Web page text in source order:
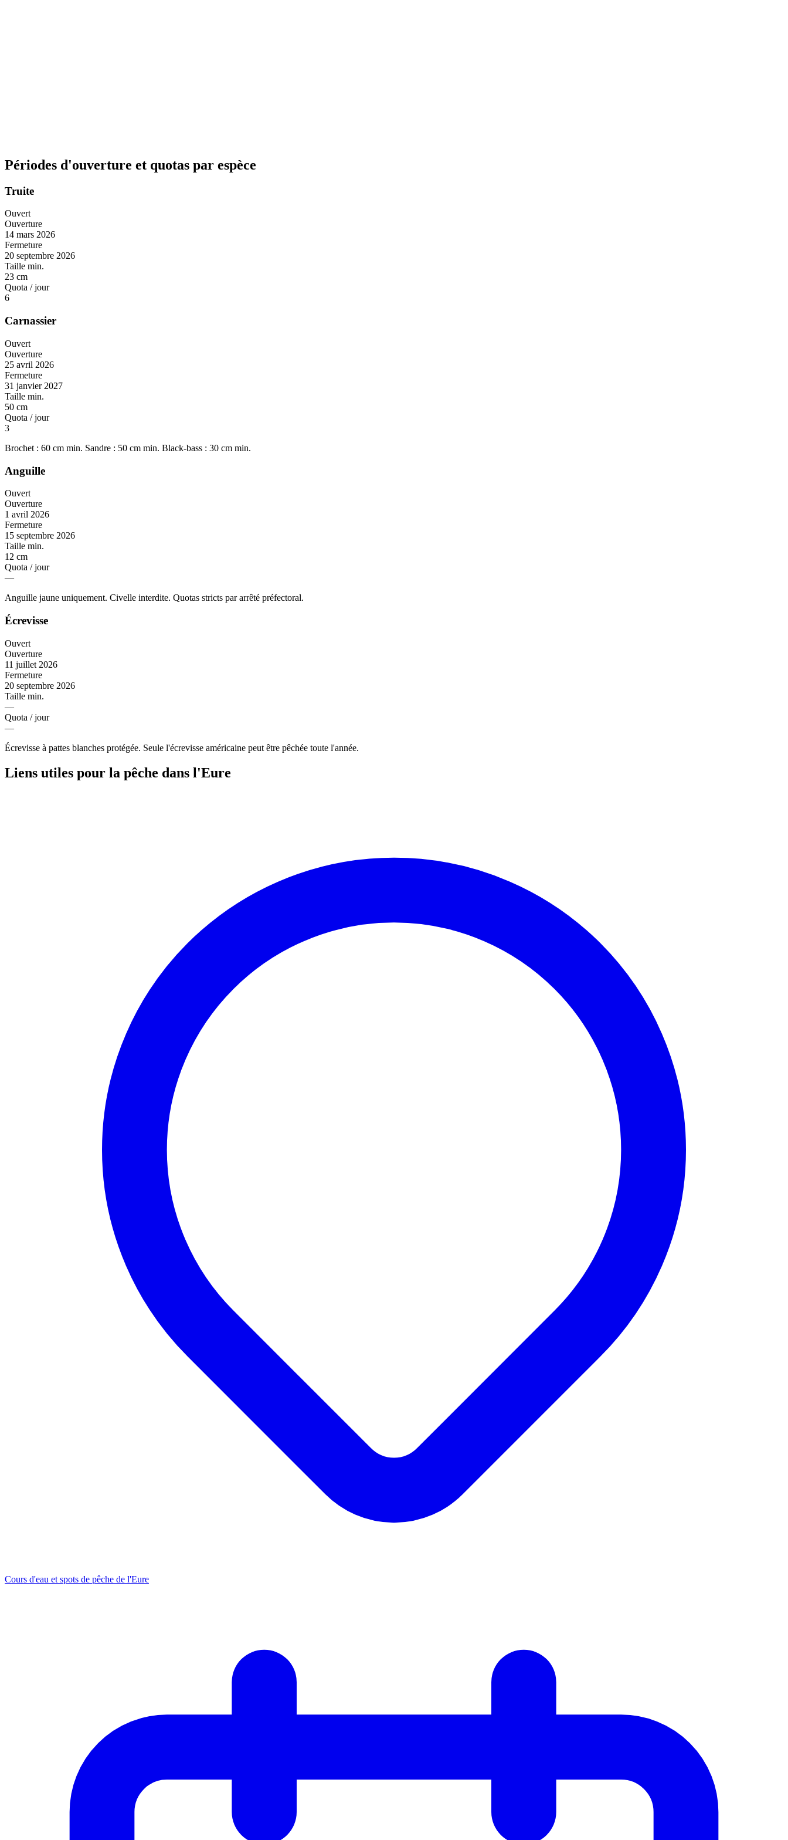
Périodes d'ouverture et quotas par espèce
Truite
Ouvert
Ouverture
14 mars 2026
Fermeture
20 septembre 2026
Taille min.
23 cm
Quota / jour
6
Carnassier
Ouvert
Ouverture
25 avril 2026
Fermeture
31 janvier 2027
Taille min.
50 cm
Quota / jour
3
Brochet : 60 cm min. Sandre : 50 cm min. Black-bass : 30 cm min.
Anguille
Ouvert
Ouverture
1 avril 2026
Fermeture
15 septembre 2026
Taille min.
12 cm
Quota / jour
—
Anguille jaune uniquement. Civelle interdite. Quotas stricts par arrêté préfectoral.
Écrevisse
Ouvert
Ouverture
11 juillet 2026
Fermeture
20 septembre 2026
Taille min.
—
Quota / jour
—
Écrevisse à pattes blanches protégée. Seule l'écrevisse américaine peut être pêchée toute l'année.
Liens utiles pour la pêche dans l'Eure
Cours d'eau et spots de pêche de l'Eure